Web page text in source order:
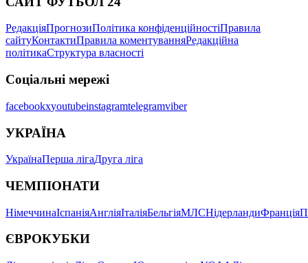
РедакціяПрогнозиПолітика конфіденційностіПравила
сайтуКонтактиПравила коментуванняРедакційна
політикаСтруктура власності
Соціальні мережі
facebookxyoutubeinstagramtelegramviber
УКРАЇНА
УкраїнаПерша лігаДруга ліга
ЧЕМПІОНАТИ
НімеччинаІспаніяАнгліяІталіяБельгіяМЛСНідерландиФранція
ЄВРОКУБКИ